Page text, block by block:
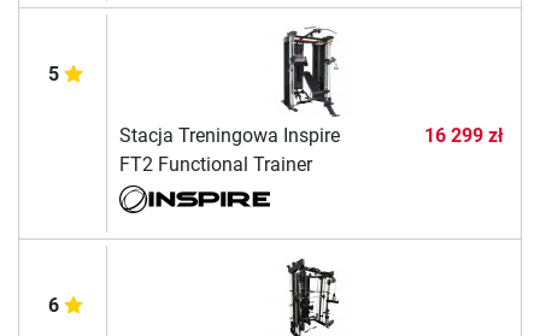
5
Stacja Treningowa Inspire
FT2 Functional Trainer
16 299 zł
6